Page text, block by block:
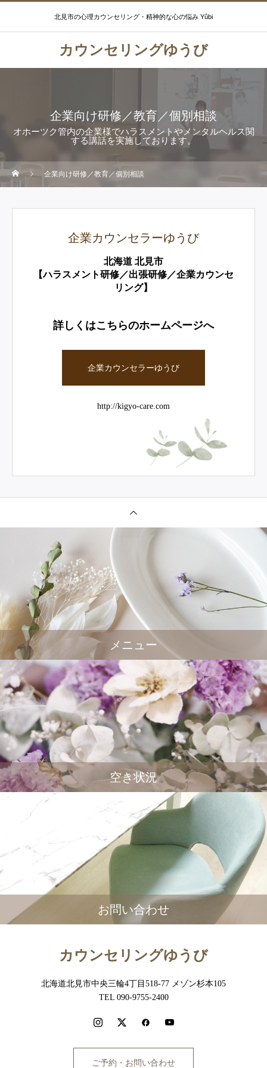
北見市の心理カウンセリング・精神的な心の悩み Yûbi
カウンセリングゆうび
企業向け研修／教育／個別相談
オホーツク管内の企業様でハラスメントやメンタルヘルス関
する講話を実施しております。
企業向け研修／教育／個別相談
企業カウンセラーゆうび
北海道 北見市
【ハラスメント研修／出張研修／企業カウンセ
リング】
詳しくはこちらのホームページへ
企業カウンセラーゆうび
http://kigyo-care.com
メニュー
空き状況
お問い合わせ
カウンセリングゆうび
北海道北見市中央三輪4丁目518-77 メゾン杉本105
TEL 090-9755-2400
ご予約・お問い合わせ